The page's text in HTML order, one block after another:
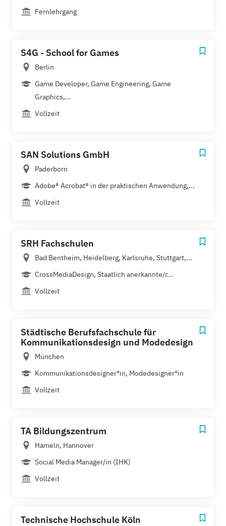
Fernlehrgang
S4G - School for Games
Berlin
Game Developer, Game Engineering, Game
Graphics,...
Vollzeit
SAN Solutions GmbH
Paderborn
Adobe® Acrobat® in der praktischen Anwendung,...
Vollzeit
SRH Fachschulen
Bad Bentheim, Heidelberg, Karlsruhe, Stuttgart,...
CrossMediaDesign, Staatlich anerkannte/r...
Vollzeit
Städtische Berufsfachschule für
Kommunikationsdesign und Modedesign
München
Kommunikationsdesigner*in, Modedesigner*in
Vollzeit
TA Bildungszentrum
Hameln, Hannover
Social Media Manager/in (IHK)
Vollzeit
Technische Hochschule Köln